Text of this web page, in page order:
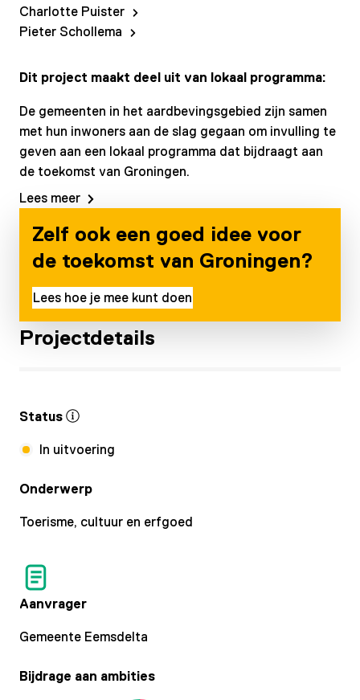
Charlotte Puister
Pieter Schollema
Dit project maakt deel uit van lokaal programma:
De gemeenten in het aardbevingsgebied zijn samen
met hun inwoners aan de slag gegaan om invulling te
geven aan een lokaal programma dat bijdraagt aan
de toekomst van Groningen.
Lees meer
Zelf ook een goed idee voor
de toekomst van Groningen?
Lees hoe je mee kunt doen
Projectdetails
Status
In uitvoering
Onderwerp
Toerisme, cultuur en erfgoed
Aanvrager
Gemeente Eemsdelta
Bijdrage aan ambities